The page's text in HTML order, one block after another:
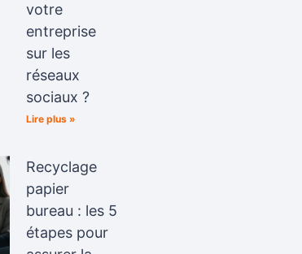
votre
entreprise
sur les
réseaux
sociaux ?
Lire plus »
Recyclage
papier
bureau : les 5
étapes pour